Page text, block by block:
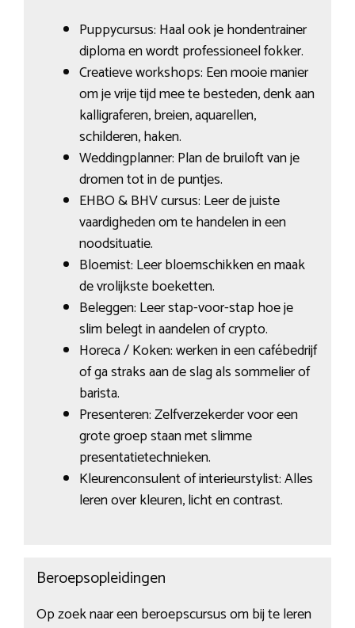
Puppycursus: Haal ook je hondentrainer
diploma en wordt professioneel fokker.
Creatieve workshops: Een mooie manier
om je vrije tijd mee te besteden, denk aan
kalligraferen, breien, aquarellen,
schilderen, haken.
Weddingplanner: Plan de bruiloft van je
dromen tot in de puntjes.
EHBO & BHV cursus: Leer de juiste
vaardigheden om te handelen in een
noodsituatie.
Bloemist: Leer bloemschikken en maak
de vrolijkste boeketten.
Beleggen: Leer stap-voor-stap hoe je
slim belegt in aandelen of crypto.
Horeca / Koken: werken in een cafébedrijf
of ga straks aan de slag als sommelier of
barista.
Presenteren: Zelfverzekerder voor een
grote groep staan met slimme
presentatietechnieken.
Kleurenconsulent of interieurstylist: Alles
leren over kleuren, licht en contrast.
Beroepsopleidingen
Op zoek naar een beroepscursus om bij te leren